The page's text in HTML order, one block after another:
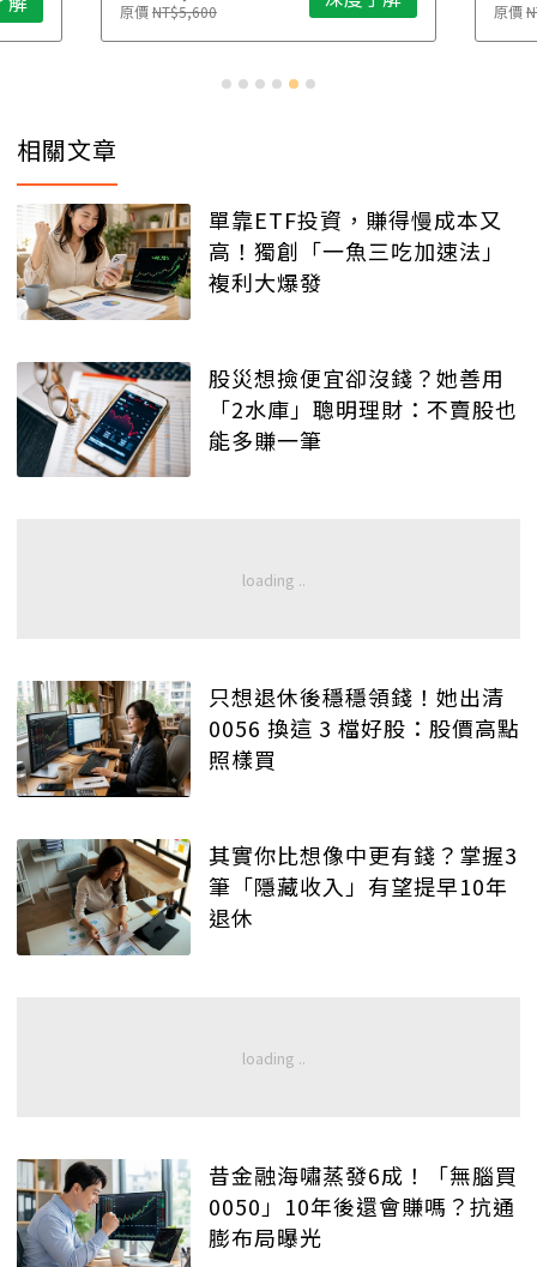
原價NT$5,600 原價
相關文章
單靠ETF投資，賺得慢成本又
高！獨創「一魚三吃加速法」
複利大爆發
股災想撿便宜卻沒錢？她善用
「2水庫」聰明理財：不賣股也
能多賺一筆
只想退休後穩穩領錢！她出清
0056 換這 3 檔好股：股價高點
照樣買
其實你比想像中更有錢？掌握3
筆「隱藏收入」有望提早10年
退休
昔金融海嘯蒸發6成！「無腦買
0050」10年後還會賺嗎？抗通
膨布局曝光